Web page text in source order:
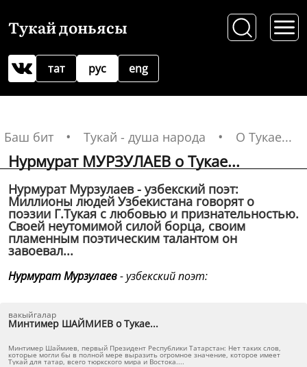
Тукай доньясы
рус
тат eng
Баш бит Тукай - душа народа О Тукае...
Нурмурат МУРЗУЛАЕВ о Тукае...
Нурмурат Мурзулаев - узбекский поэт:
Миллионы людей Узбекистана говорят о
поэзии Г.Тукая с любовью и признательностью.
Своей неутомимой силой борца, своим
пламенным поэтическим талантом он
завоевал...
Нурмурат Мурзулаев- узбекский поэт:
вакыйгалар
Минтимер ШАЙМИЕВ о Тукае...
Минтимер Шаймиев, первый Президент Республики Татарстан: Нет таких слов,
которые могли бы в полной мере выразить огромное значение, которое имеет
Тукай для татар, всего тюркского мира и Востока....